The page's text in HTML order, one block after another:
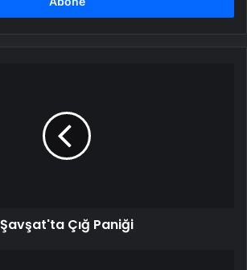
Şavşat'ta Çığ Paniği